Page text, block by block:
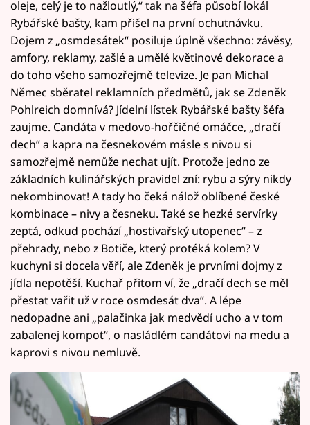
oleje, celý je to nažloutlý,“ tak na šéfa působí lokál
Rybářské bašty, kam přišel na první ochutnávku.
Dojem z „osmdesátek“ posiluje úplně všechno: závěsy,
amfory, reklamy, zašlé a umělé květinové dekorace a
do toho všeho samozřejmě televize. Je pan Michal
Němec sběratel reklamních předmětů, jak se Zdeněk
Pohlreich domnívá? Jídelní lístek Rybářské bašty šéfa
zaujme. Candáta v medovo-hořčičné omáčce, „dračí
dech“ a kapra na česnekovém másle s nivou si
samozřejmě nemůže nechat ujít. Protože jedno ze
základních kulinářských pravidel zní: rybu a sýry nikdy
nekombinovat! A tady ho čeká nálož oblíbené české
kombinace – nivy a česneku. Také se hezké servírky
zeptá, odkud pochází „hostivařský utopenec“ – z
přehrady, nebo z Botiče, který protéká kolem? V
kuchyni si docela věří, ale Zdeněk je prvními dojmy z
jídla nepotěší. Kuchař přitom ví, že „dračí dech se měl
přestat vařit už v roce osmdesát dva“. A lépe
nedopadne ani „palačinka jak medvědí ucho a v tom
zabalenej kompot“, o nasládlém candátovi na medu a
kaprovi s nivou nemluvě.